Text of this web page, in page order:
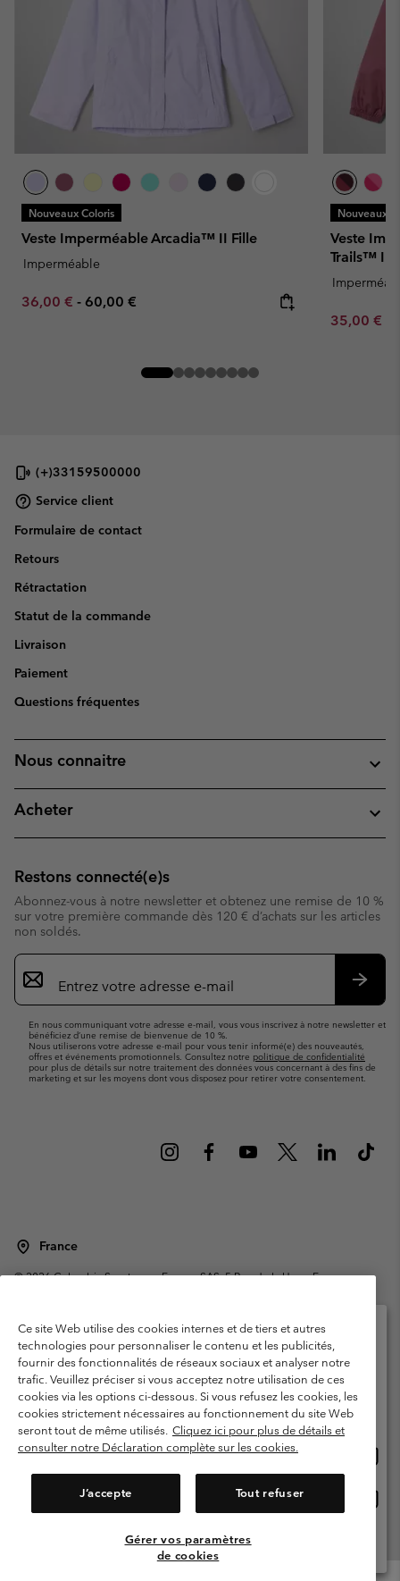
Nouveaux Coloris
Veste Imperméable Arcadia™ II Fille
Imperméable
Minimum sale price:
36,00 € - Maximum price:
60,00 €
Nouveaux
Veste
Trails™ III
Minimum
35,00 €
(+)33159500000
Service client
Formulaire de contact
Retours
Rétractation
Statut de la commande
Livraison
Paiement
Questions fréquentes
Nous connaitre
Acheter
Restons connecté(e)s
Abonnez-vous à notre newsletter et obtenez une remise de 10 %
sur votre première commande dès 120 € d’achats sur les articles
non soldés.
Inscription
par
e-
En nous communiquant votre adresse e-mail, vous vous inscrivez à notre newsletter et
bénéficiez d’une remise de bienvenue de 10 %.
Nous utiliserons votre adresse e-mail pour vous tenir informé(e) des nouveautés,
offres et événements promotionnels. Consultez notre politique de confidentialité
pour plus de détails sur notre traitement des données vous concernant à des fins de
marketing et sur les moyens dont vous disposez pour retirer votre consentement.
France
©2026Columbia Sportswear Europe SAS. 5 Rue de la Haye, Espace
Garanties Légales
Politique de confidentialité
Conditions d'utilisation - Membres
Conditions D'utilisation - Contenu généré par l'utilisateur
Impressum
Cookies
Public CBCR
Ce site Web utilise des cookies internes et de tiers et autres
technologies pour personnaliser le contenu et les publicités,
fournir des fonctionnalités de réseaux sociaux et analyser notre
trafic. Veuillez préciser si vous acceptez notre utilisation de ces
cookies via les options ci-dessous. Si vous refusez les cookies, les
cookies strictement nécessaires au fonctionnement du site Web
seront tout de même utilisés. Cliquez ici pour plus de détails et
consulter notre Déclaration complète sur les cookies.
J’accepte Tout refuser
Gérer vos paramètres
de cookies
Veuillez sélectionner votre pays d’expédition et
votre langue
Achats en ligne disponibles
United States
ligne
France
Voir Tous Les Pays